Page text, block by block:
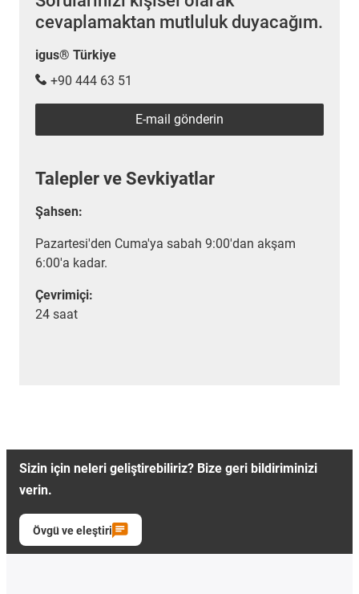
cevaplamaktan mutluluk duyacağım.
igus® Türkiye
+90 444 63 51
E-mail gönderin
Talepler ve Sevkiyatlar
Şahsen:
Pazartesi'den Cuma'ya sabah 9:00'dan akşam
6:00'a kadar.
Çevrimiçi:
24 saat
Sizin için neleri geliştirebiliriz? Bize geri bildiriminizi
verin.
Övgü ve eleştiri